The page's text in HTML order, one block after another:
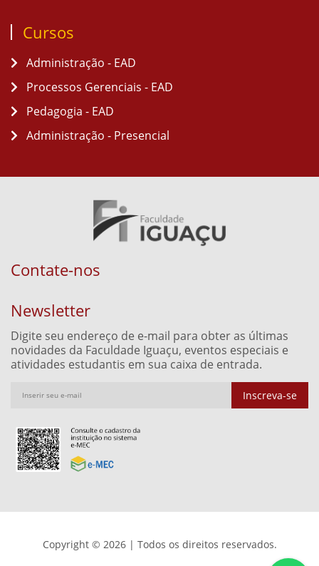
Cursos
Administração - EAD
Processos Gerenciais - EAD
Pedagogia - EAD
Administração - Presencial
Contate-nos
Newsletter
Digite seu endereço de e-mail para obter as últimas
novidades da Faculdade Iguaçu, eventos especiais e
atividades estudantis em sua caixa de entrada.
Inscreva-se
Copyright © 2026 | Todos os direitos reservados.